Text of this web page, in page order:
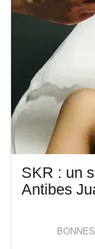
SKR : un
Antibes